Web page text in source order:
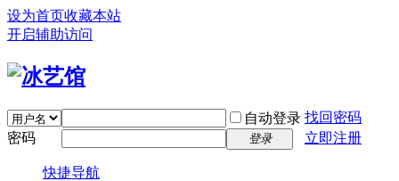
设为首页收藏本站
开启辅助访问
自动登录 找回密码
密码
登录 立即注册
快捷导航